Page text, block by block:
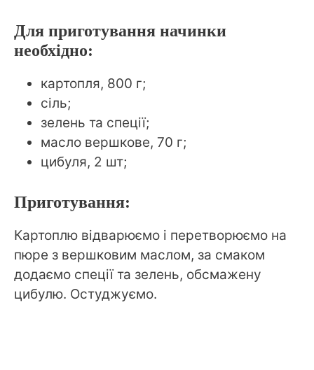
Для приготування начинки
необхідно:
картопля, 800 г;
сіль;
зелень та спеції;
масло вершкове, 70 г;
цибуля, 2 шт;
Приготування:
Картоплю відварюємо і перетворюємо на
пюре з вершковим маслом, за смаком
додаємо спеції та зелень, обсмажену
цибулю. Остуджуємо.